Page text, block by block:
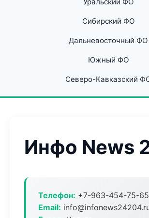
Сибирский ФО
Дальневосточный ФО
Южный ФО
Северо-Кавказский
Инфо News
Телефон: +7-963-454-75-65
Email: